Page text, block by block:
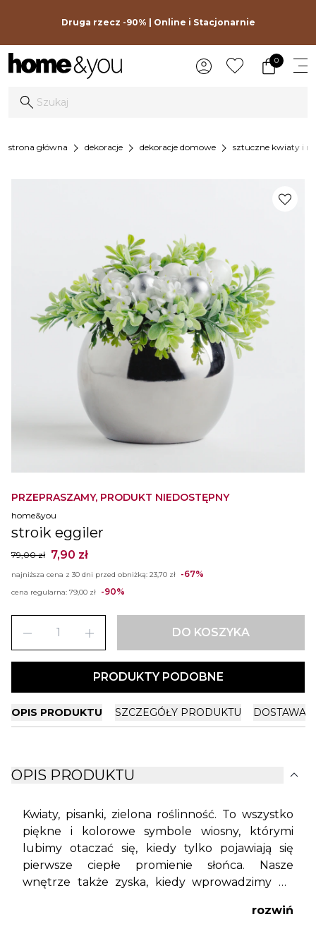
Druga rzecz -90% | Online i Stacjonarnie
0
strona główna chevron_right dekoracje chevron_right dekoracje domowe chevron_right sztuczne kwiaty i
PRZEPRASZAMY, PRODUKT NIEDOSTĘPNY
home&you
stroik eggiler
79,00 zł 7,90 zł
najniższa cena z 30 dni przed obniżką: 23,70 zł -67%
cena regularna: 79,00 zł -90%
remove add DO KOSZYKA
PRODUKTY PODOBNE
favorite
OPIS PRODUKTU SZCZEGÓŁY PRODUKTU DOSTAWA
OPIS PRODUKTU expand_more
Kwiaty, pisanki, zielona roślinność. To wszystko
piękne i kolorowe symbole wiosny, którymi
lubimy otaczać się, kiedy tylko pojawiają się
pierwsze ciepłe promienie słońca. Nasze
wnętrze także zyska, kiedy wprowadzimy do
ozdoba wielkanocna , która
rozwiń